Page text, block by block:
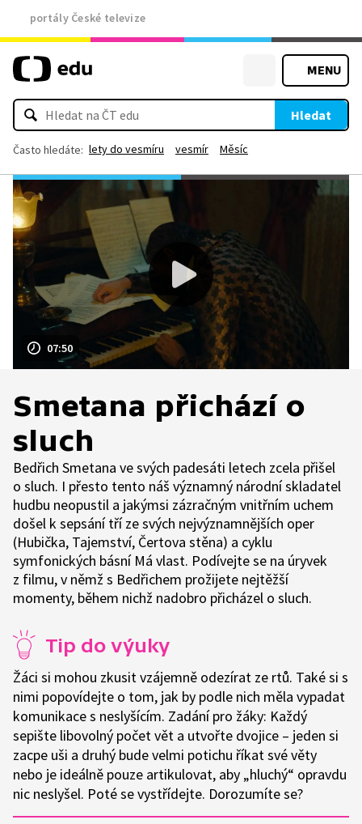
portály České televize
MENU
Hledat
Často hledáte: lety do vesmíru vesmír Měsíc
07:50
Smetana přichází o
sluch
Bedřich Smetana ve svých padesáti letech zcela přišel
o sluch. I přesto tento náš významný národní skladatel
hudbu neopustil a jakýmsi zázračným vnitřním uchem
došel k sepsání tří ze svých nejvýznamnějších oper
(Hubička, Tajemství, Čertova stěna) a cyklu
symfonických básní Má vlast. Podívejte se na úryvek
z filmu, v němž s Bedřichem prožijete nejtěžší
momenty, během nichž nadobro přicházel o sluch.
Tip do výuky
Žáci si mohou zkusit vzájemně odezírat ze rtů. Také si s
nimi popovídejte o tom, jak by podle nich měla vypadat
komunikace s neslyšícím. Zadání pro žáky: Každý
sepište libovolný počet vět a utvořte dvojice – jeden si
zacpe uši a druhý bude velmi potichu říkat své věty
nebo je ideálně pouze artikulovat, aby „hluchý“ opravdu
nic neslyšel. Poté se vystřídejte. Dorozumíte se?